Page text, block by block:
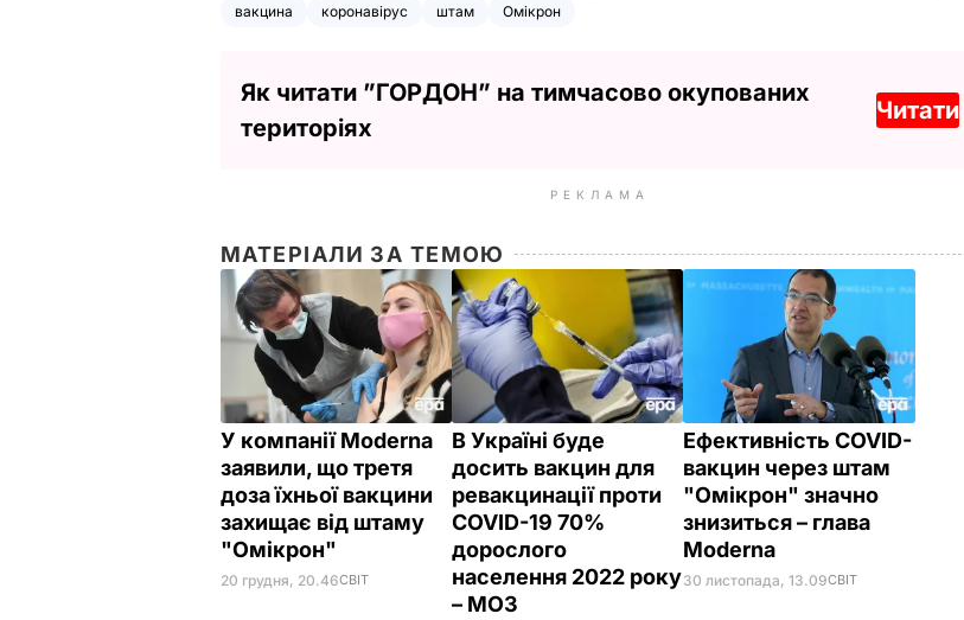
вакцина
коронавірус штам Омікрон
Як читати ”ГОРДОН” на тимчасово окупованих
територіях
Читати
РЕКЛАМА
МАТЕРІАЛИ ЗА ТЕМОЮ
У компанії Moderna
заявили, що третя
доза їхньої вакцини
захищає від штаму
"Омікрон"
20 грудня, 20.46СВІТ
В Україні буде
досить вакцин для
ревакцинації проти
COVID-19 70%
дорослого
населення 2022 року
– МОЗ
Ефективність COVID-
вакцин через штам
"Омікрон" значно
знизиться – глава
Moderna
30 листопада, 13.09СВІТ